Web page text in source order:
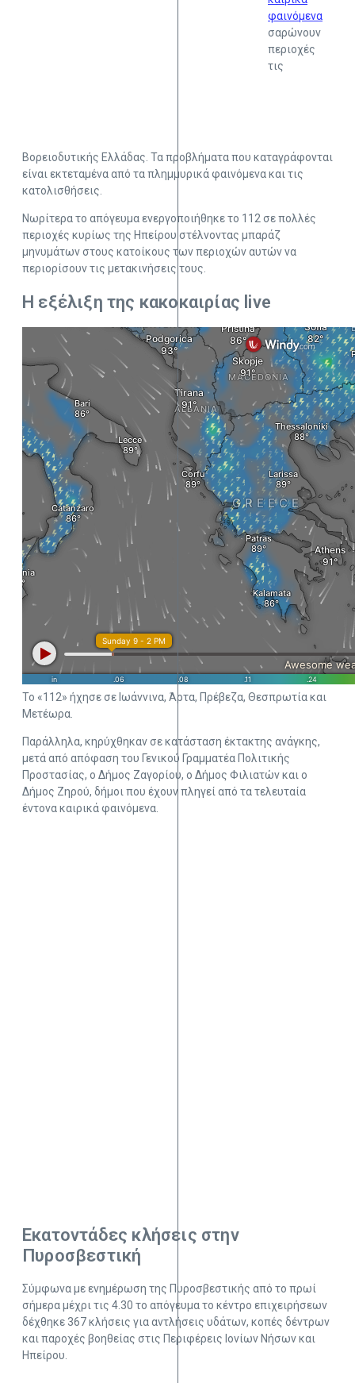
φαινόμενα
σαρώνουν
περιοχές
τις
Βορειοδυτικής Ελλάδας. Τα προβλήματα που καταγράφονται
είναι εκτεταμένα από τα πλημμυρικά φαινόμενα και τις
κατολισθήσεις.
Νωρίτερα το απόγευμα ενεργοποιήθηκε το 112 σε πολλές
περιοχές κυρίως της Ηπείρου στέλνοντας μπαράζ
μηνυμάτων στους κατοίκους των περιοχών αυτών να
περιορίσουν τις μετακινήσεις τους.
Η εξέλιξη της κακοκαιρίας live
Το «112» ήχησε σε Ιωάννινα, Άρτα, Πρέβεζα, Θεσπρωτία και
Μετέωρα.
Παράλληλα, κηρύχθηκαν σε κατάσταση έκτακτης ανάγκης,
μετά από απόφαση του Γενικού Γραμματέα Πολιτικής
Προστασίας, ο Δήμος Ζαγορίου, ο Δήμος Φιλιατών και ο
Δήμος Ζηρού, δήμοι που έχουν πληγεί από τα τελευταία
έντονα καιρικά φαινόμενα.
Εκατοντάδες κλήσεις στην
Πυροσβεστική
Σύμφωνα με ενημέρωση της Πυροσβεστικής από το πρωί
σήμερα μέχρι τις 4.30 το απόγευμα το κέντρο επιχειρήσεων
δέχθηκε 367 κλήσεις για αντλήσεις υδάτων, κοπές δέντρων
και παροχές βοηθείας στις Περιφέρεις Ιονίων Νήσων και
Ηπείρου.